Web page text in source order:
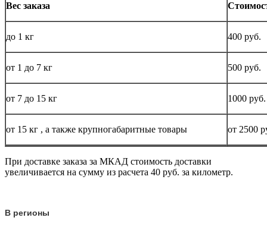
Вес заказа
до 1 кг 400 руб.
от 1 до 7 кг 500 руб.
от 7 до 15 кг 1000 руб.
от 15 кг , а также крупногабаритные товары от 2500
При доставке заказа за МКАД стоимость доставки
увеличивается на сумму из расчета 40 руб. за километр.
В регионы